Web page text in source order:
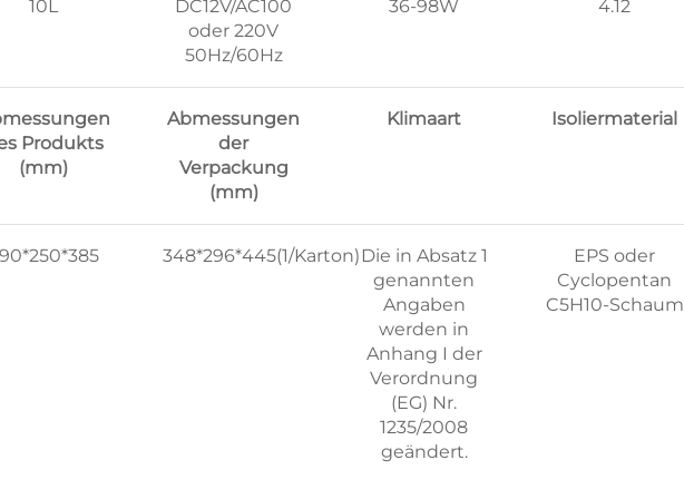
10L
DC12V/AC100
oder 220V
50Hz/60Hz
36-98W 4.12
Produkts
(mm)
Abmessungen
der
Verpackung
(mm)
Klimaart Isoliermaterial
348*296*445(1/Karton)Die in Absatz 1
genannten
Angaben
werden in
Anhang I der
Verordnung
(EG) Nr.
1235/2008
geändert.
EPS oder
Cyclopentan
C5H10-Schaum